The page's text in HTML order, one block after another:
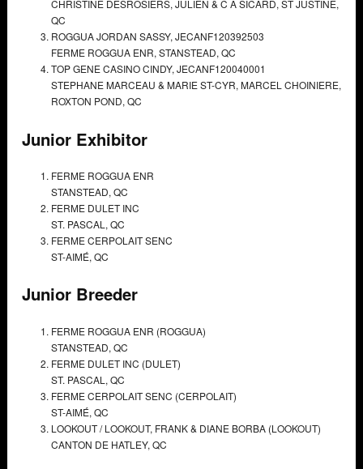
CHRISTINE DESROSIERS, JULIEN & C A SICARD, ST JUSTINE,
QC
ROGGUA JORDAN SASSY, JECANF120392503
FERME ROGGUA ENR, STANSTEAD, QC
TOP GENE CASINO CINDY, JECANF120040001
STEPHANE MARCEAU & MARIE ST-CYR, MARCEL CHOINIERE,
ROXTON POND, QC
Junior Exhibitor
FERME ROGGUA ENR
STANSTEAD, QC
FERME DULET INC
ST. PASCAL, QC
FERME CERPOLAIT SENC
ST-AIMÉ, QC
Junior Breeder
FERME ROGGUA ENR (ROGGUA)
STANSTEAD, QC
FERME DULET INC (DULET)
ST. PASCAL, QC
FERME CERPOLAIT SENC (CERPOLAIT)
ST-AIMÉ, QC
LOOKOUT / LOOKOUT, FRANK & DIANE BORBA (LOOKOUT)
CANTON DE HATLEY, QC